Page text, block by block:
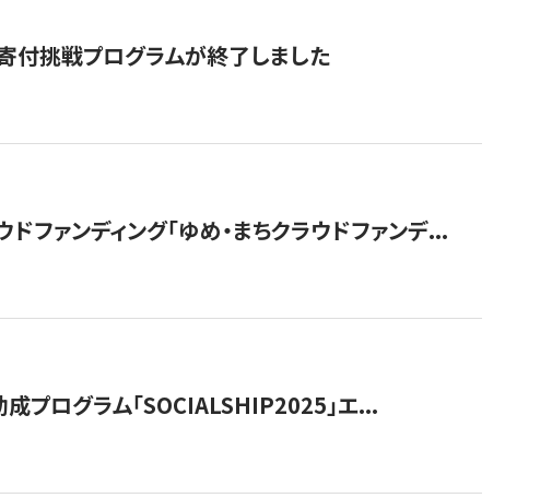
付挑戦プログラムが終了しました
ファンディング「ゆめ・まちクラウドファンデ...
プログラム「SOCIALSHIP2025」エ...